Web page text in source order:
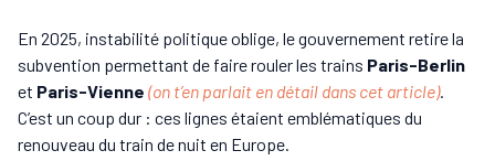
En 2025, instabilité politique oblige, le gouvernement retire la
subvention permettant de faire rouler les trains Paris-Berlin
et Paris-Vienne (on t’en parlait en détail dans cet article).
C’est un coup dur : ces lignes étaient emblématiques du
renouveau du train de nuit en Europe.